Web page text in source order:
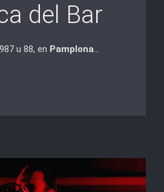
del Bar
u 88, en Pamplona…